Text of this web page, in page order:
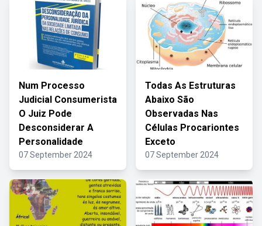
Num Processo
Judicial Consumerista
O Juiz Pode
Desconsiderar A
Personalidade
07 September 2024
Todas As Estruturas
Abaixo São
Observadas Nas
Células Procariontes
Exceto
07 September 2024